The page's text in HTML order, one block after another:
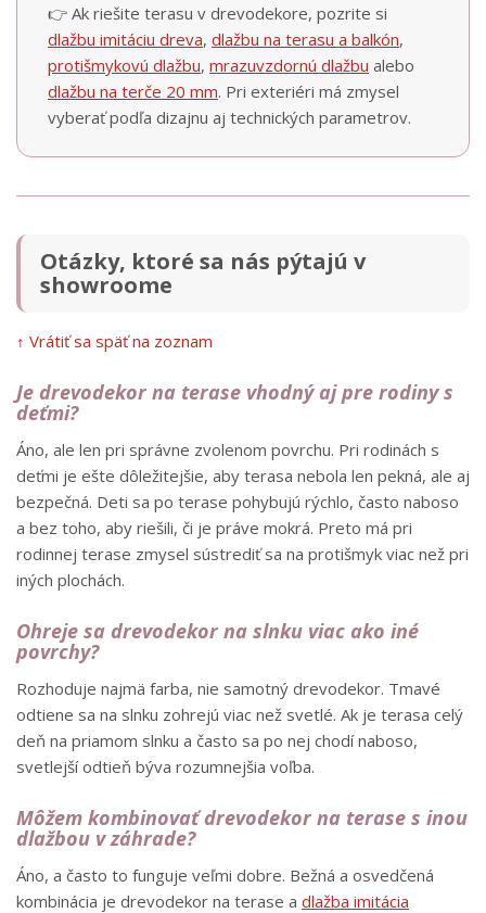
👉 Ak riešite terasu v drevodekore, pozrite si
dlažbu imitáciu dreva, dlažbu na terasu a balkón,
protišmykovú dlažbu, mrazuvzdornú dlažbu alebo
dlažbu na terče 20 mm. Pri exteriéri má zmysel
vyberať podľa dizajnu aj technických parametrov.
Otázky, ktoré sa nás pýtajú v
showroome
↑ Vrátiť sa späť na zoznam
Je drevodekor na terase vhodný aj pre rodiny s
deťmi?
Áno, ale len pri správne zvolenom povrchu. Pri rodinách s
deťmi je ešte dôležitejšie, aby terasa nebola len pekná, ale aj
bezpečná. Deti sa po terase pohybujú rýchlo, často naboso
a bez toho, aby riešili, či je práve mokrá. Preto má pri
rodinnej terase zmysel sústrediť sa na protišmyk viac než pri
iných plochách.
Ohreje sa drevodekor na slnku viac ako iné
povrchy?
Rozhoduje najmä farba, nie samotný drevodekor. Tmavé
odtiene sa na slnku zohrejú viac než svetlé. Ak je terasa celý
deň na priamom slnku a často sa po nej chodí naboso,
svetlejší odtieň býva rozumnejšia voľba.
Môžem kombinovať drevodekor na terase s inou
dlažbou v záhrade?
Áno, a často to funguje veľmi dobre. Bežná a osvedčená
kombinácia je drevodekor na terase a dlažba imitácia